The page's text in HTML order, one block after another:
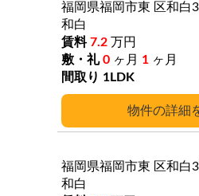
詳細
福岡県福岡市東 区和白
和白
7.2 万円
0 ヶ月 1 ヶ月
1LDK
福岡県福岡市東 区和白
和白